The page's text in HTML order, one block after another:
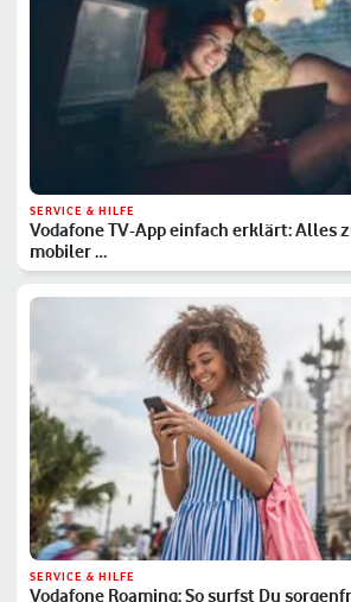
SERVICE & HILFE
Vodafone TV-App einfach erklärt: Alles
mobiler …
SERVICE & HILFE
Vodafone Roaming: So surfst Du